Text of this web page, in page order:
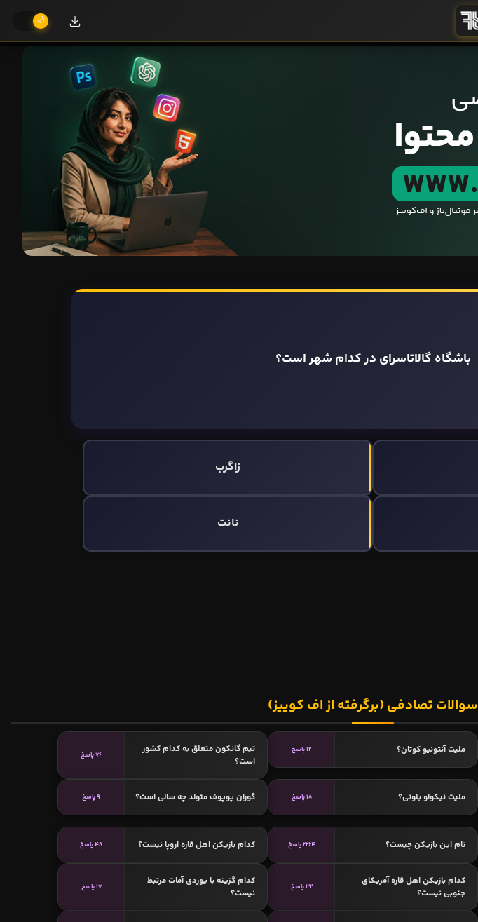
باشگاه گالاتاسرای در کدام شهر است؟
زاگرب
نانت
سوالات تصادفی (برگرفته از اف کوییز)
ملیت آنتونیو کوتان؟ 12 پاسخ
تیم گانکون متعلق به کدام کشور
است؟
76 پاسخ
ملیت نیکولو بلونی؟ 18 پاسخ گوران پوپوف متولد چه سالی است؟ 9 پاسخ
نام این بازیکن چیست؟ 2264 پاسخ کدام بازیکن اهل قاره اروپا نیست؟ 48 پاسخ
کدام بازیکن اهل قاره آمریکای
جنوبی نیست؟
32 پاسخ
کدام گزینه با یوردی آمات مرتبط
نیست؟
17 پاسخ